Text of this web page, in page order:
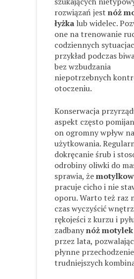
rozwiązań jest nóż
łyżka lub widelec.
one na trenowanie
codziennych
przykład podczas
bez wzbudzania
niepotrzebnych
otoczeniu.
Konserwacja
aspekt często
on ogromny wpływ
użytkowania.
dokręcanie śrub i
odrobiny oliwki do
sprawia, że
pracuje cicho i nie
oporu. Warto też raz
czas wyczyścić
rękojeści z kurzu i
zadbanynóż motylek
przez lata,
płynne
trudniejszych